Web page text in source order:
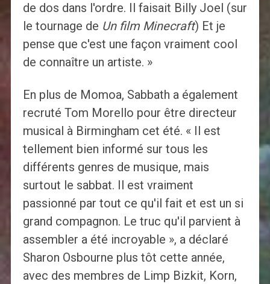
de dos dans l'ordre. Il faisait Billy Joel (sur
le tournage de Un film Minecraft) Et je
pense que c'est une façon vraiment cool
de connaître un artiste. »
En plus de Momoa, Sabbath a également
recruté Tom Morello pour être directeur
musical à Birmingham cet été. « Il est
tellement bien informé sur tous les
différents genres de musique, mais
surtout le sabbat. Il est vraiment
passionné par tout ce qu'il fait et est un si
grand compagnon. Le truc qu'il parvient à
assembler a été incroyable », a déclaré
Sharon Osbourne plus tôt cette année,
avec des membres de Limp Bizkit, Korn,